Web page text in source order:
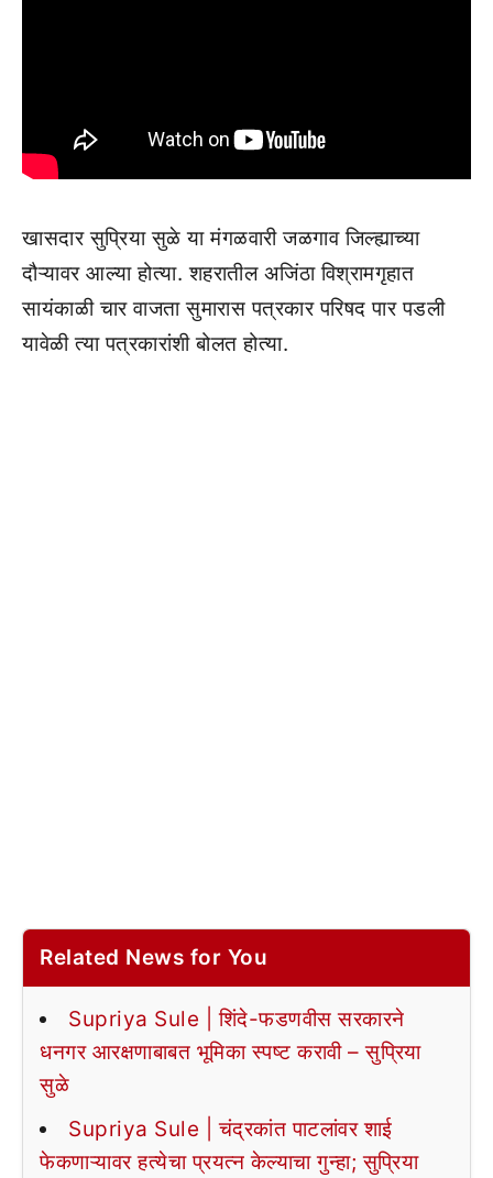
खासदार सुप्रिया सुळे या मंगळवारी जळगाव जिल्ह्याच्या
दौऱ्यावर आल्या होत्या. शहरातील अजिंठा विश्रामगृहात
सायंकाळी चार वाजता सुमारास पत्रकार परिषद पार पडली
यावेळी त्या पत्रकारांशी बोलत होत्या.
Related News for You
Supriya Sule | शिंदे-फडणवीस सरकारने
धनगर आरक्षणाबाबत भूमिका स्पष्ट करावी – सुप्रिया
सुळे
Supriya Sule | चंद्रकांत पाटलांवर शाई
फेकणाऱ्यावर हत्येचा प्रयत्न केल्याचा गुन्हा; सुप्रिया